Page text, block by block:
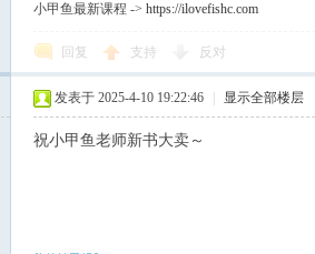
小甲鱼最新课程 ->https://ilovefishc.com
回复 支持 反对
发表于 2025-4-10 19:22:46 显示全部楼层
祝小甲鱼老师新书大卖～